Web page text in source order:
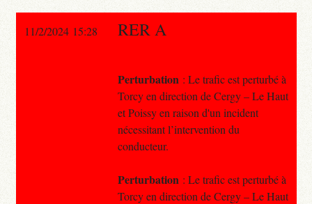
11/2/2024 15:28 RER A
Perturbation : Le trafic est perturbé à
Torcy en direction de Cergy – Le Haut
et Poissy en raison d'un incident
nécessitant l’intervention du
conducteur.
Perturbation : Le trafic est perturbé à
Torcy en direction de Cergy – Le Haut